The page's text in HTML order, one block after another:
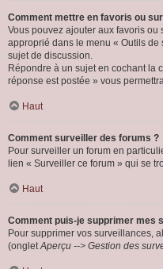
Comment mettre en favoris ou
Vous pouvez ajouter aux favoris
approprié dans le menu « Outils
sujet de discussion.
Répondre à un sujet en cochant la
réponse est postée » vous
Haut
Comment surveiller des forums ?
Pour surveiller un forum en
lien « Surveiller ce forum » qui se
Haut
Comment puis-je supprimer mes
Pour supprimer vos surveillances,
(ongletAperçu --> Gestion des